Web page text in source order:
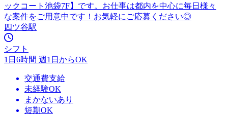
ックコート池袋7F】です。お仕事は都内を中心に毎日様々
な案件をご用意中です！お気軽にご応募ください◎
四ツ谷駅
シフト
1日6時間 週1日からOK
交通費支給
未経験OK
まかないあり
短期OK